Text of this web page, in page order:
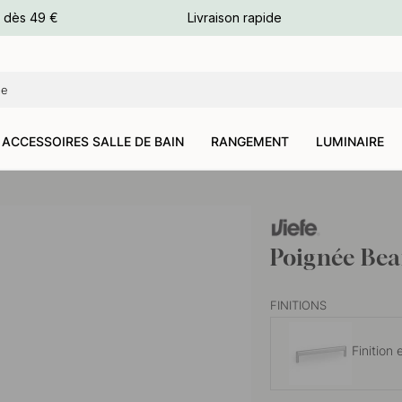
dès 49 € Livraison rapide
ACCESSOIRES SALLE DE BAIN RANGEMENT LUMINAIRE
Poignée
FINITIONS
Finition